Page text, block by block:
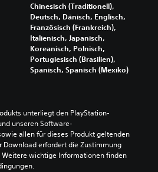
Chinesisch (Traditionell),
Deutsch, Dänisch, Englisch,
Französisch (Frankreich),
Italienisch, Japanisch,
Koreanisch, Polnisch,
Portugiesisch (Brasilien),
Spanisch, Spanisch (Mexiko)
unterliegt den PlayStation-
unseren Software-
allen für dieses Produkt geltenden
Download erfordert die Zustimmung
wichtige Informationen finden